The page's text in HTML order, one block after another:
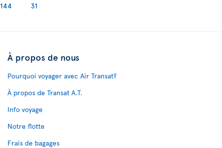
144
31
À propos de nous
Pourquoi voyager avec Air Transat?
À propos de Transat A.T.
Info voyage
Notre flotte
Frais de bagages